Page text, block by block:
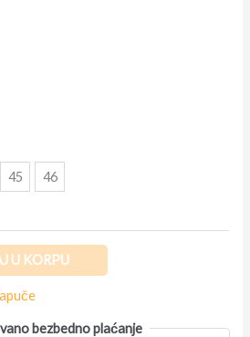
45 46
U KORPU
bezbedno plaćanje